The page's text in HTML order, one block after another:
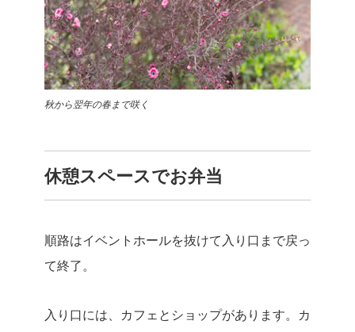
秋から翌年の春まで咲く
休憩スペースでお弁当
順路はイベントホールを抜けて入り口まで戻っ
て終了。
入り口には、カフェとショップがあります。カ